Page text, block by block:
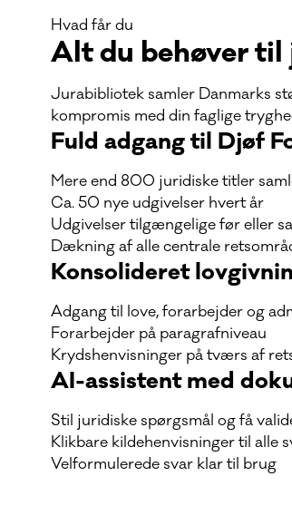
Hvad får du
Alt du behøver til
Jurabibliotek samler Danmarks
kompromis med din faglige
Fuld adgang til Djøf
Mere end 800 juridiske titler
Ca. 50 nye udgivelser hvert år
Udgivelser tilgængelige før eller
Dækning af alle centrale
Konsolideret
Adgang til love, forarbejder og
Forarbejder på paragrafniveau
Krydshenvisninger på tværs af
AI-assistent med
Stil juridiske spørgsmål og få
Klikbare kildehenvisninger til alle
Velformulerede svar klar til brug